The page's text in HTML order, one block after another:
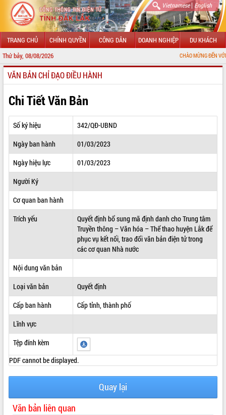
Vietnamese| English
TRANG CHỦ CHÍNH QUYỀN CÔNG DÂN DOANH NGHIỆP DU KHÁCH
Thứ bảy, 08/08/2026 CHÀO MỪNG ĐẾN VỚI CỔNG
GIỚI THIỆU
LÃNH ĐẠO UBND TỈNH
TIN TỨC SỰ KIỆN
SỞ, BAN, NGÀNH
THÔNG TIN CHỈ ĐẠO ĐIỀU HÀNH
HỆ THỐNG VĂN BẢN
VĂN BẢN HĐND TỈNH
QUY HOẠCH - KẾ HOẠCH
VĂN BẢN CHỈ ĐẠO ĐIỀU HÀNH
Chi Tiết Văn Bản
Số ký hiệu
342/QĐ-UBND
Ngày ban hành
01/03/2023
Ngày hiệu lực
01/03/2023
Người Ký
Cơ quan ban hành
Trích yếu
Quyết định bổ sung mã định danh cho Trung tâm
Truyền thông – Văn hóa – Thể thao huyện Lắk để
phục vụ kết nối, trao đổi văn bản điện tử trong
các cơ quan Nhà nước
Nội dung văn bản
Loại văn bản
Quyết định
Cấp ban hành
Cấp tỉnh, thành phố
Lĩnh vực
Tệp đính kèm
PDF cannot be displayed.
Quay lại
Văn bản liên quan